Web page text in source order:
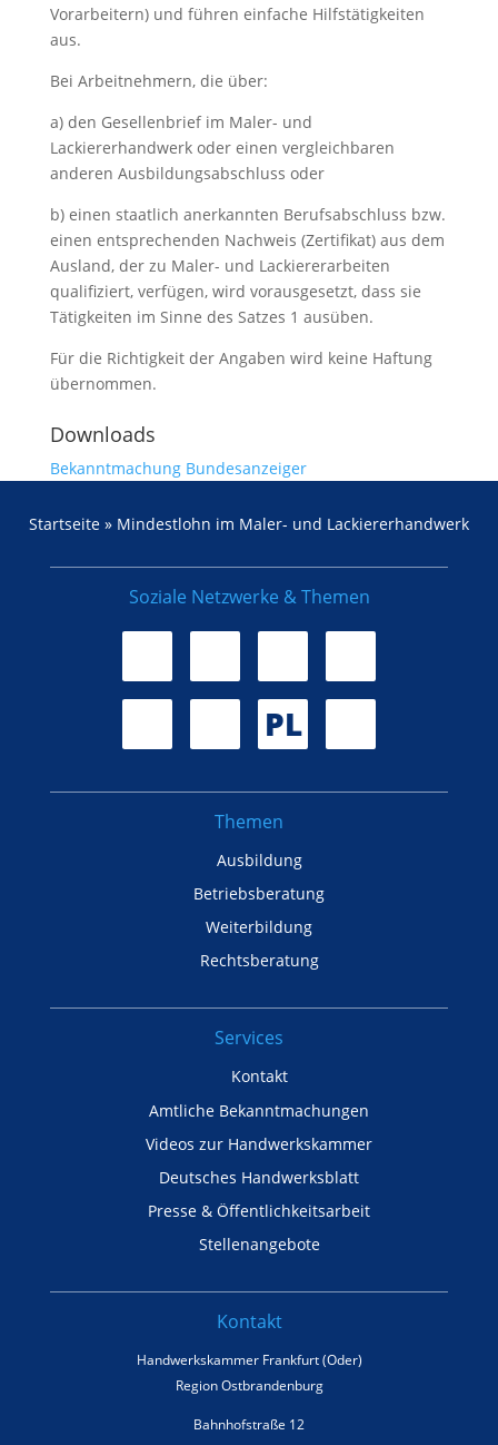
Vorarbeitern) und führen einfache Hilfstätigkeiten
aus.
Bei Arbeitnehmern, die über:
a) den Gesellenbrief im Maler- und
Lackiererhandwerk oder einen vergleichbaren
anderen Ausbildungsabschluss oder
b) einen staatlich anerkannten Berufsabschluss bzw.
einen entsprechenden Nachweis (Zertifikat) aus dem
Ausland, der zu Maler- und Lackiererarbeiten
qualifiziert, verfügen, wird vorausgesetzt, dass sie
Tätigkeiten im Sinne des Satzes 1 ausüben.
Für die Richtigkeit der Angaben wird keine Haftung
übernommen.
Downloads
Bekanntmachung Bundesanzeiger
Startseite » Mindestlohn im Maler- und Lackiererhandwerk
Soziale Netzwerke & Themen
PL
Themen
Ausbildung
Betriebsberatung
Weiterbildung
Rechtsberatung
Services
Kontakt
Amtliche Bekanntmachungen
Videos zur Handwerkskammer
Deutsches Handwerksblatt
Presse & Öffentlichkeitsarbeit
Stellenangebote
Kontakt
Handwerkskammer Frankfurt (Oder)
Region Ostbrandenburg
Bahnhofstraße 12